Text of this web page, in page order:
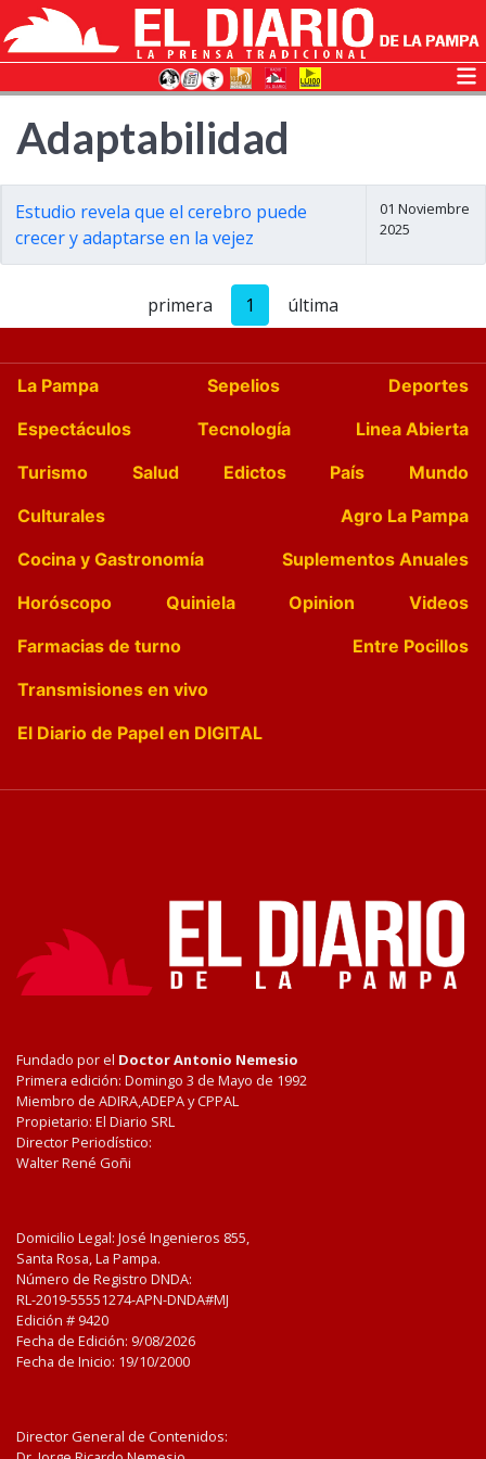
Adaptabilidad
Estudio revela que el cerebro puede
crecer y adaptarse en la vejez
01 Noviembre
2025
primera 1 última
La Pampa Sepelios
Deportes
Espectáculos
Tecnología
Linea Abierta
Turismo
Salud Edictos País
Mundo
Culturales
Agro La Pampa
Cocina y Gastronomía
Suplementos Anuales
Horóscopo
Quiniela Opinion
Videos
Farmacias de turno
Entre Pocillos
Transmisiones en vivo
El Diario de Papel en DIGITAL
Fundado por el Doctor Antonio Nemesio
Primera edición: Domingo 3 de Mayo de 1992
Miembro de ADIRA,ADEPA y CPPAL
Propietario: El Diario SRL
Director Periodístico:
Walter René Goñi
Domicilio Legal: José Ingenieros 855,
Santa Rosa, La Pampa.
Número de Registro DNDA:
RL-2019-55551274-APN-DNDA#MJ
Edición # 9420
Fecha de Edición: 9/08/2026
Fecha de Inicio: 19/10/2000
Director General de Contenidos: